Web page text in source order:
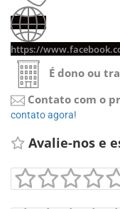
https://
É dono ou
Contato com o
contato agora!
Avalie-nos e